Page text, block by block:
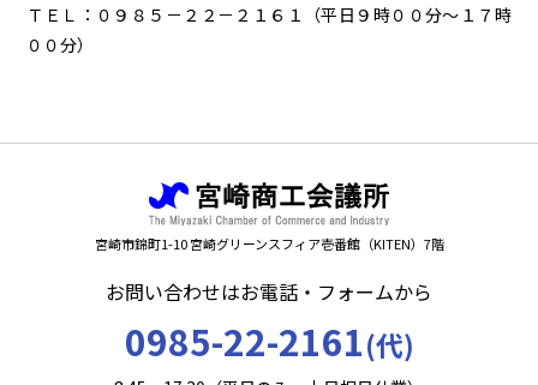
ＴＥＬ：０９８５－２２－２１６１（平日９時００分～１７時
００分）
宮崎市錦町1-10 宮崎グリーンスフィア壱番館（KITEN）7階
お問い合わせはお電話・フォームから
0985-22-2161(代)